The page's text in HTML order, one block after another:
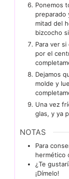
Ponemos
preparado
mitad del
bizcocho
Para ver
por el
Dejamos
molde y
Una vez
glas, y ya
NOTAS
Para
hermético
¿Te
¡Dímelo!